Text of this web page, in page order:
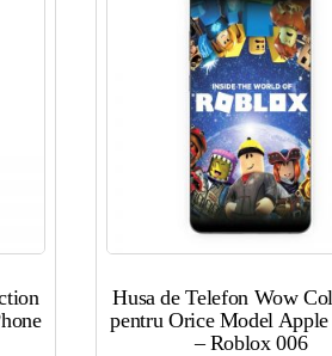
Husa de Telefon Wow
pentru Orice Model Apple
– Roblox 006